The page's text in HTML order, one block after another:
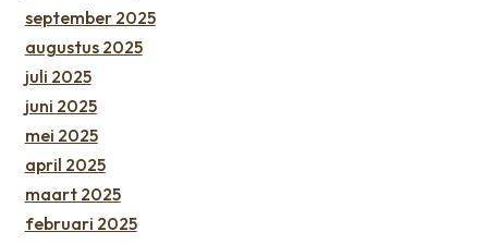
september 2025
augustus 2025
juli 2025
juni 2025
mei 2025
april 2025
maart 2025
februari 2025